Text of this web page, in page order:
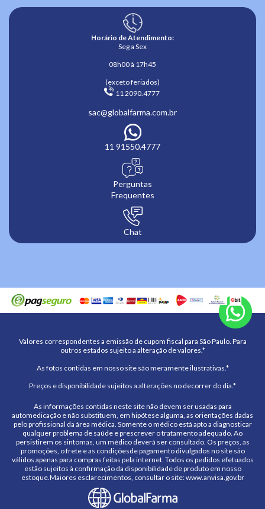
Horário de Atendimento:
Seg a Sex
08h00 à 17h45
(exceto feriados)
11 2090.4777
sac@globalfarma.com.br
11 91550.4777
Perguntas
Frequentes
Chat
Valores correspondentes a emissão de cupom fiscal para São Paulo. Para
outros estados sujeito a alteração de valores.*
As fotos contidas em nosso site são meramente ilustrativas.*
Preços e disponibilidade sujeitos a alterações no decorrer do dia.*
As informações contidas neste site não devem ser usadas para
automedicação e não substituem, em hipótese alguma, as orientações dadas
pelo profissional da área médica. Somente o médico está apto a diagnosticar
qualquer problema de saúde e prescrever o tratamento adequado. Ao
persistirem os sintomas, um médico deverá ser consultado. Os preços, as
promoções, o frete e as condiçõesde pagamento divulgados no site são
válidos apenas para compras feitas pela internet. Todos os pedidos efetuados
estão sujeitos à confirmação da disponibilidade de produto em nosso
estoque.Maiores esclarecimentos, consultar o site: www.anvisa.gov.br